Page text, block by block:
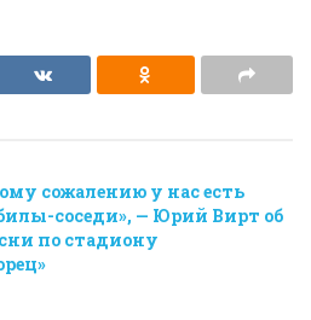
сожалению у нас есть
соседи», — Юрий Вирт об
по стадиону